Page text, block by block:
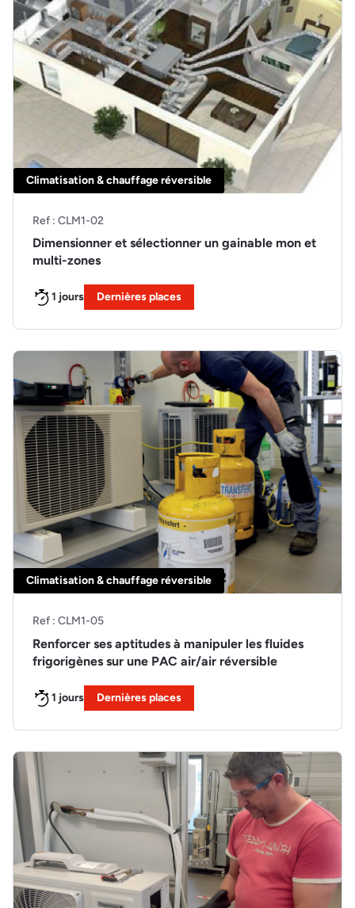
Ref : CLM1-02
Dimensionner et sélectionner un gainable mon et
multi-zones
1 jours Dernières places
Climatisation & chauffage réversible
Ref : CLM1-05
Renforcer ses aptitudes à manipuler les fluides
frigorigènes sur une PAC air/air réversible
1 jours Dernières places
Climatisation & chauffage réversible